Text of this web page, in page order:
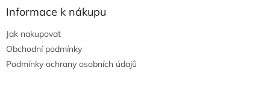
Informace k nákupu
Jak nakupovat
Obchodní podmínky
Podmínky ochrany osobních údajů